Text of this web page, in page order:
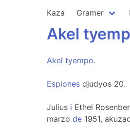
Kaza Gramer
Akel
Akel tyempo.
Espiones djudyos 20.
Julius i Ethel
marzo de 1951,